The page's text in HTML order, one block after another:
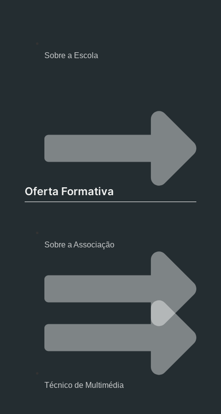
Sobre a Escola
Sobre a Associação
Oferta Formativa
Técnico de Multimédia